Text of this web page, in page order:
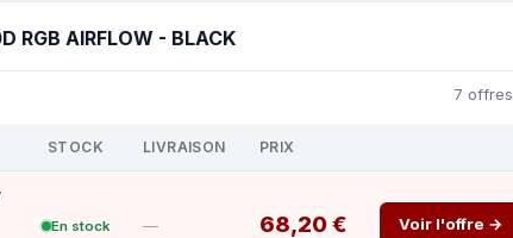
RGB AIRFLOW - BLACK
7 offres
STOCK LIVRAISON PRIX
En stock — 68,20 € Voir l'offre →